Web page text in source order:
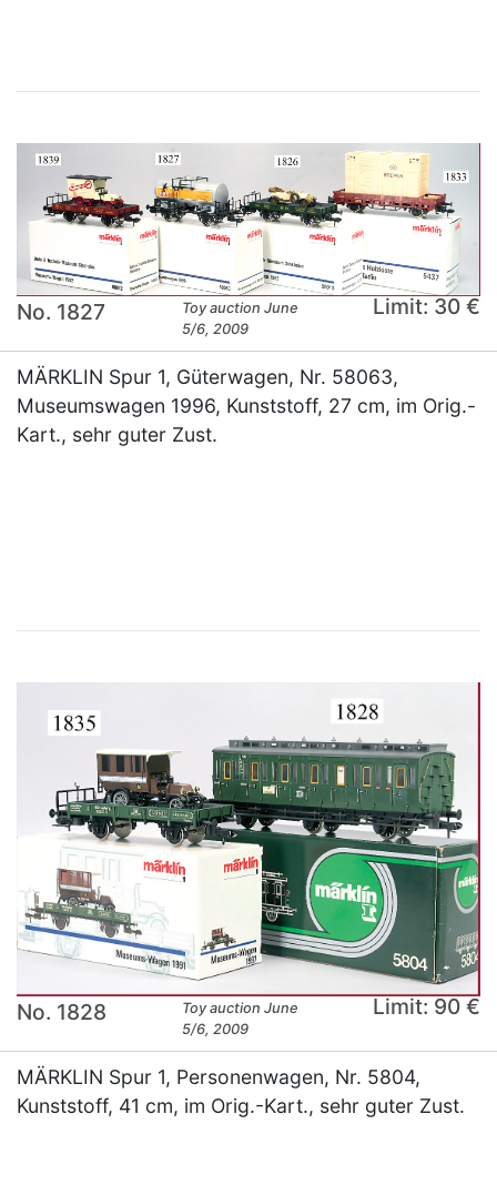
No. 1827
Toy auction June
5/6, 2009
Limit: 30 €
MÄRKLIN Spur 1, Güterwagen, Nr. 58063,
Museumswagen 1996, Kunststoff, 27 cm, im Orig.-
Kart., sehr guter Zust.
No. 1828
Toy auction June
5/6, 2009
Limit: 90 €
MÄRKLIN Spur 1, Personenwagen, Nr. 5804,
Kunststoff, 41 cm, im Orig.-Kart., sehr guter Zust.